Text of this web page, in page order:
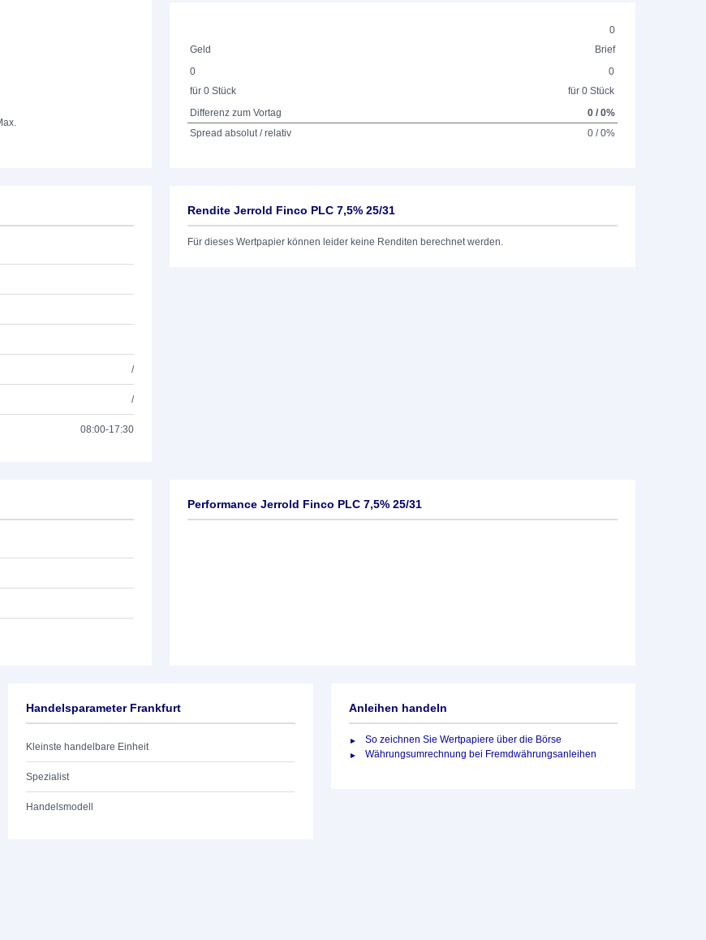
0
Geld
Brief
0
für 0 Stück
0
für 0 Stück
Differenz zum Vortag
0 / 0%
Spread absolut / relativ
0 / 0%
/
/
08:00-17:30
Rendite Jerrold Finco PLC 7,5% 25/31
Für dieses Wertpapier können leider keine Renditen berechnet werden.
Performance Jerrold Finco PLC 7,5% 25/31
Handelsparameter Frankfurt
Kleinste handelbare Einheit
Spezialist
Handelsmodell
Anleihen handeln
So zeichnen Sie Wertpapiere über die Börse
Währungsumrechnung bei Fremdwährungsanleihen